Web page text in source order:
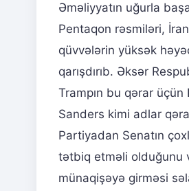
Əməliyyatın uğurla
Pentaqon rəsmiləri,
qüvvələrin yüksək
qarışdırıb. Əksər
Trampın bu qərar
Sanders kimi adlar
Partiyadan Senatın
tətbiq etməli olduğunu
münaqişəyə girməsi